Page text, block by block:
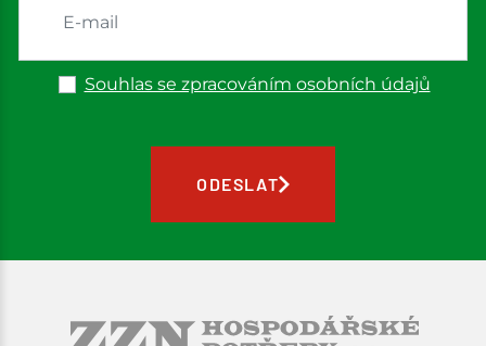
Souhlas se zpracováním osobních údajů
ODESLAT